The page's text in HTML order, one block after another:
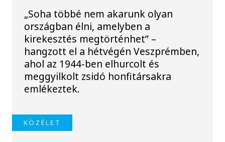
„Soha többé nem akarunk olyan
országban élni, amelyben a
kirekesztés megtörténhet” –
hangzott el a hétvégén Veszprémben,
ahol az 1944-ben elhurcolt és
meggyilkolt zsidó honfitársakra
emlékeztek.
KÖZÉLET